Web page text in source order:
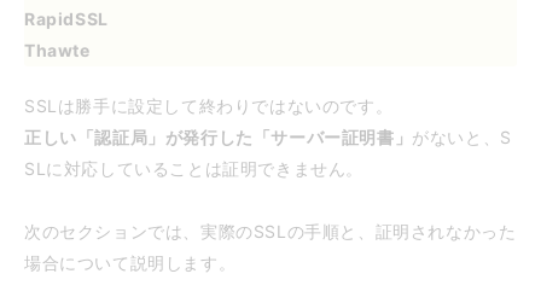
RapidSSL
Thawte
SSLは勝手に設定して終わりではないのです。
正しい「認証局」が発行した「サーバー証明書」 がないと、S
SLに対応していることは証明できません。
次のセクションでは、実際のSSLの手順と、証明されなかった
場合について説明します。